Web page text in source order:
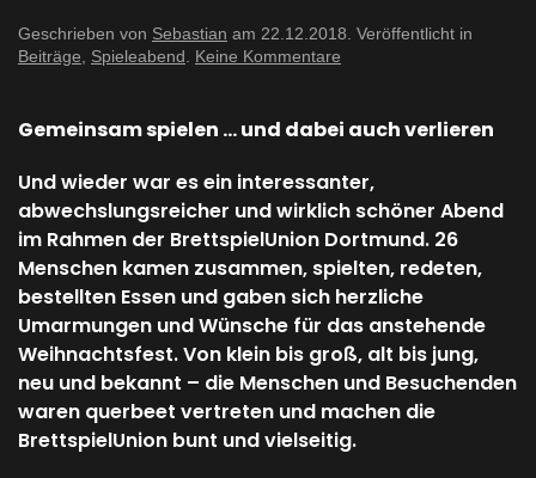
Geschrieben von Sebastian am 22.12.2018 . Veröffentlicht in
Beiträge
Spieleabend Keine Kommentare
21.12.2018
Gemeinsam spielen … und dabei auch verlieren
Und wieder war es ein interessanter,
abwechslungsreicher und wirklich schöner Abend
im Rahmen der BrettspielUnion Dortmund. 26
Menschen kamen zusammen, spielten, redeten,
bestellten Essen und gaben sich herzliche
Umarmungen und Wünsche für das anstehende
Weihnachtsfest. Von klein bis groß, alt bis jung,
neu und bekannt – die Menschen und Besuchenden
waren querbeet vertreten und machen die
BrettspielUnion bunt und vielseitig.